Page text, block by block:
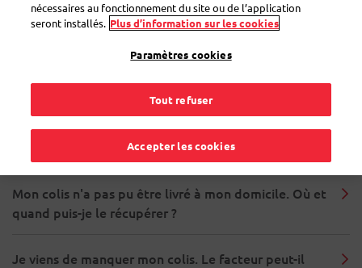
« Reçu un avis de passage »
Je n'étais pas chez moi lors de la livraison de mon
colis. Où se trouve-t-il à présent ?
Mon colis n'a pas pu être livré à mon domicile. Où et
quand puis-je le récupérer ?
Je viens de manquer mon colis. Le facteur peut-il
nécessaires au fonctionnement du site ou de l’application
seront installés. Plus d’information sur les cookies
Paramètres cookies
Tout refuser
Accepter les cookies